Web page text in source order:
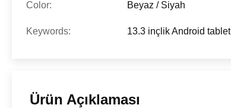
Color: Beyaz / Siyah
Keywords: 13.3 inçlik Android tablet
Ürün Açıklaması